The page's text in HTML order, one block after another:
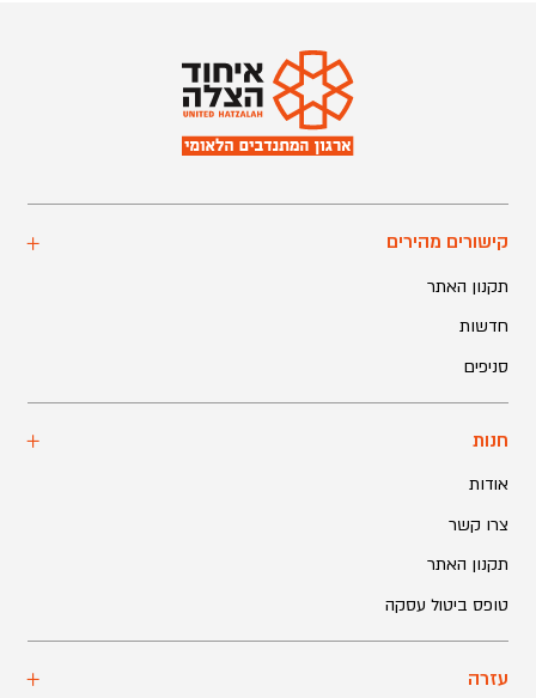
קישורים מהירים
תקנון האתר
חדשות
סניפים
חנות
אודות
צרו קשר
תקנון האתר
טופס ביטול עסקה
עזרה